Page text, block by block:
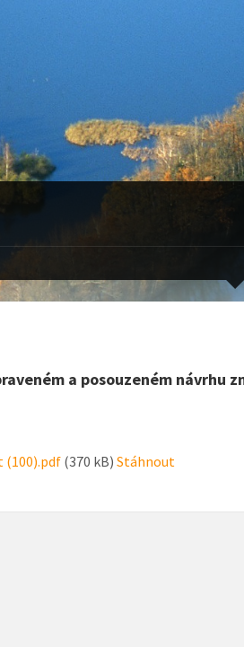
a posouzeném návrhu
(100).pdf(370 kB) Stáhnout